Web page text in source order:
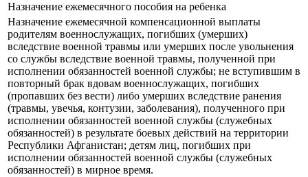
Назначение ежемесячного пособия на ребенка
Назначение ежемесячной компенсационной выплаты
родителям военнослужащих, погибших (умерших)
вследствие военной травмы или умерших после увольнения
со службы вследствие военной травмы, полученной при
исполнении обязанностей военной службы; не вступившим в
повторный брак вдовам военнослужащих, погибших
(пропавших без вести) либо умерших вследствие ранения
(травмы, увечья, контузии, заболевания), полученного при
исполнении обязанностей военной службы (служебных
обязанностей) в результате боевых действий на территории
Республики Афганистан; детям лиц, погибших при
исполнении обязанностей военной службы (служебных
обязанностей) в мирное время.